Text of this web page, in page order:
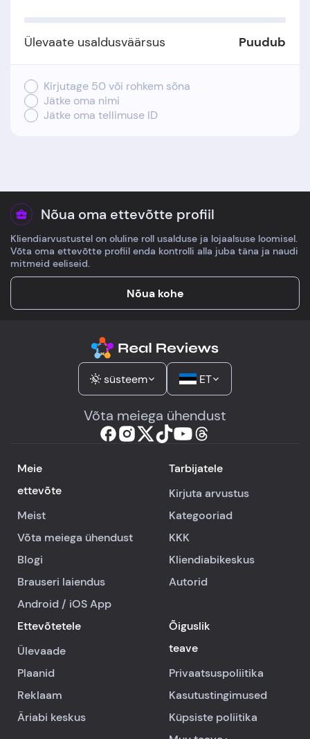
Ülevaate usaldusväärsus Puudub
Kirjutage 50 või rohkem sõna
Jätke oma nimi
Jätke oma tellimuse ID
Nõua oma ettevõtte profiil
Kliendiarvustustel on oluline roll usalduse ja lojaalsuse loomisel.
Võta oma ettevõtte profiil enda kontrolli alla juba täna ja naudi
mitmeid eeliseid.
Nõua kohe
süsteem ET
Võta meiega ühendust
Meie
ettevõte
Meist
Võta meiega ühendust
Blogi
Brauseri laiendus
Android / iOSApp
Tarbijatele
Kirjuta arvustus
Kategooriad
KKK
Kliendiabikeskus
Autorid
Ettevõtetele
Ülevaade
Plaanid
Reklaam
Äriabi keskus
Õiguslik
teave
Privaatsuspoliitika
Kasutustingimused
Küpsiste poliitika